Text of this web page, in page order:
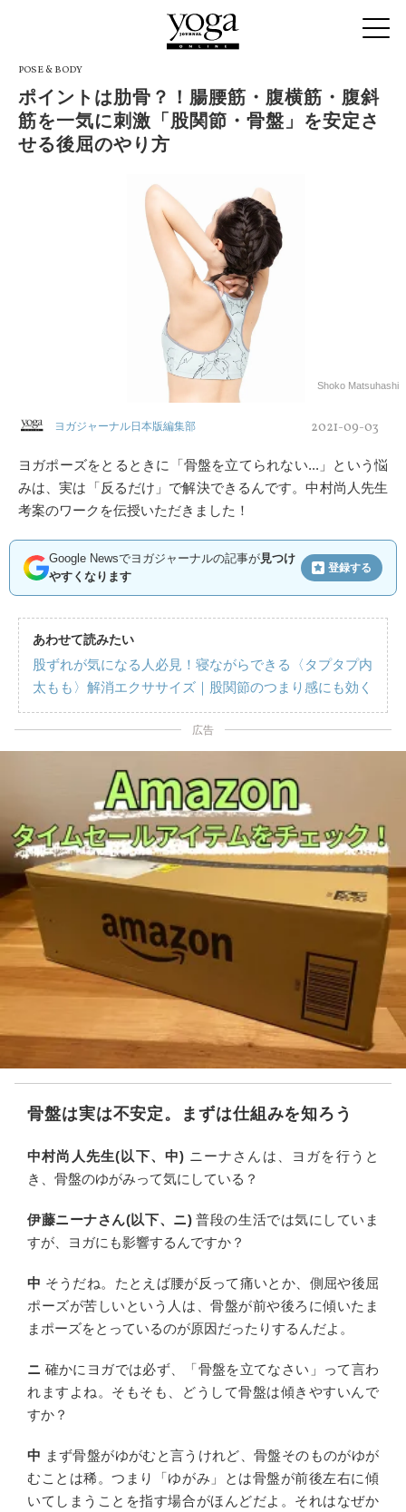
POSE & BODY
ポイントは肋骨？！腸腰筋・腹横筋・腹斜
筋を一気に刺激「股関節・骨盤」を安定さ
せる後屈のやり方
Shoko Matsuhashi
ヨガジャーナル日本版編集部 2021-09-03
ヨガポーズをとるときに「骨盤を立てられない...」という悩
みは、実は「反るだけ」で解決できるんです。中村尚人先生
考案のワークを伝授いただきました！
Google Newsでヨガジャーナルの記事が見つけ
やすくなります
登録する
あわせて読みたい
股ずれが気になる人必見！寝ながらできる〈タプタプ内
太もも〉解消エクササイズ｜股関節のつまり感にも効く
広告
骨盤は実は不安定。まずは仕組みを知ろう
中村尚人先生(以下、中) ニーナさんは、ヨガを行うと
き、骨盤のゆがみって気にしている？
伊藤ニーナさん(以下、ニ)普段の生活では気にしていま
すが、ヨガにも影響するんですか？
中 そうだね。たとえば腰が反って痛いとか、側屈や後屈
ポーズが苦しいという人は、骨盤が前や後ろに傾いたま
まポーズをとっているのが原因だったりするんだよ。
ニ 確かにヨガでは必ず、「骨盤を立てなさい」って言わ
れますよね。そもそも、どうして骨盤は傾きやすいんで
すか？
中 まず骨盤がゆがむと言うけれど、骨盤そのものがゆが
むことは稀。つまり「ゆがみ」とは骨盤が前後左右に傾
いてしまうことを指す場合がほんどだよ。それはなぜか